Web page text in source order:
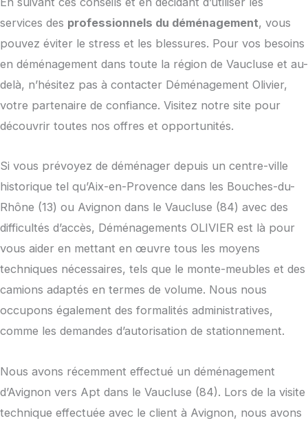
services des professionnels du déménagement, vous
pouvez éviter le stress et les blessures. Pour vos besoins
en déménagement dans toute la région de Vaucluse et au-
delà, n’hésitez pas à contacter Déménagement Olivier,
votre partenaire de confiance. Visitez notre site pour
découvrir toutes nos offres et opportunités.
Si vous prévoyez de déménager depuis un centre-ville
historique tel qu’Aix-en-Provence dans les Bouches-du-
Rhône (13) ou Avignon dans le Vaucluse (84) avec des
difficultés d’accès, Déménagements OLIVIER est là pour
vous aider en mettant en œuvre tous les moyens
techniques nécessaires, tels que le monte-meubles et des
camions adaptés en termes de volume. Nous nous
occupons également des formalités administratives,
comme les demandes d’autorisation de stationnement.
Nous avons récemment effectué un déménagement
d’Avignon vers Apt dans le Vaucluse (84). Lors de la visite
technique effectuée avec le client à Avignon, nous avons